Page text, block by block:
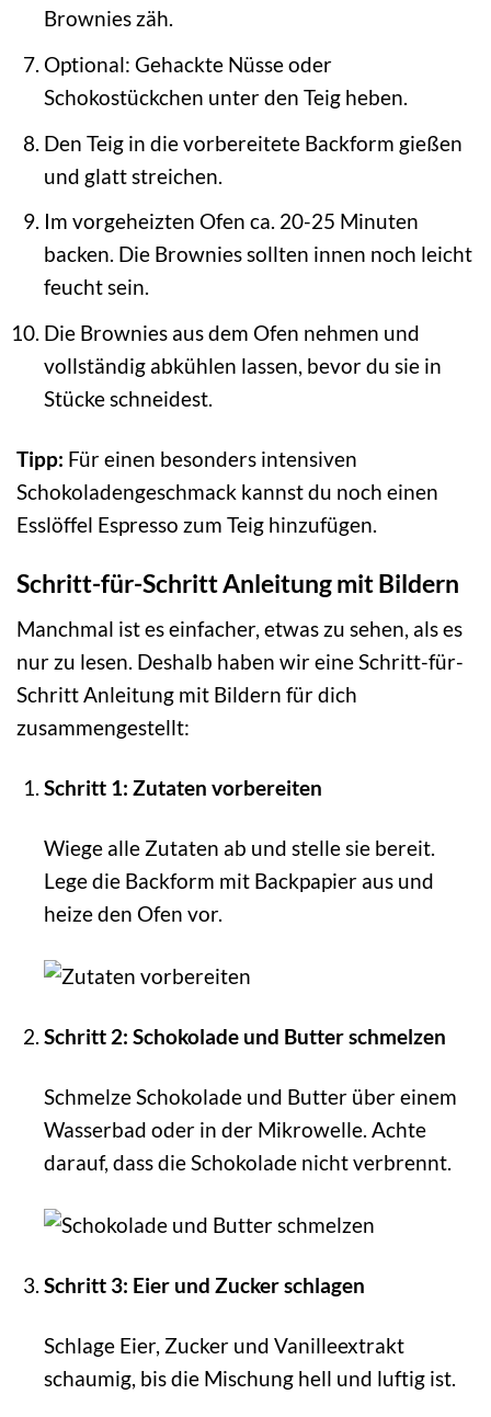
Brownies zäh.
Optional: Gehackte Nüsse oder
Schokostückchen unter den Teig heben.
Den Teig in die vorbereitete Backform gießen
und glatt streichen.
Im vorgeheizten Ofen ca. 20-25 Minuten
backen. Die Brownies sollten innen noch leicht
feucht sein.
Die Brownies aus dem Ofen nehmen und
vollständig abkühlen lassen, bevor du sie in
Stücke schneidest.
Tipp: Für einen besonders intensiven
Schokoladengeschmack kannst du noch einen
Esslöffel Espresso zum Teig hinzufügen.
Schritt-für-Schritt Anleitung mit Bildern
Manchmal ist es einfacher, etwas zu sehen, als es
nur zu lesen. Deshalb haben wir eine Schritt-für-
Schritt Anleitung mit Bildern für dich
zusammengestellt:
Schritt 1: Zutaten vorbereiten
Wiege alle Zutaten ab und stelle sie bereit.
Lege die Backform mit Backpapier aus und
heize den Ofen vor.
Schritt 2: Schokolade und Butter schmelzen
Schmelze Schokolade und Butter über einem
Wasserbad oder in der Mikrowelle. Achte
darauf, dass die Schokolade nicht verbrennt.
Schritt 3: Eier und Zucker schlagen
Schlage Eier, Zucker und Vanilleextrakt
schaumig, bis die Mischung hell und luftig ist.